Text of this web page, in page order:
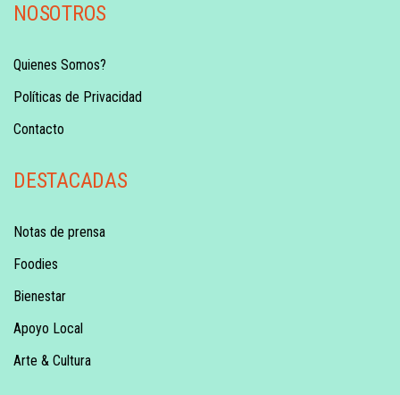
NOSOTROS
Quienes Somos?
Políticas de Privacidad
Contacto
DESTACADAS
Notas de prensa
Foodies
Bienestar
Apoyo Local
Arte & Cultura